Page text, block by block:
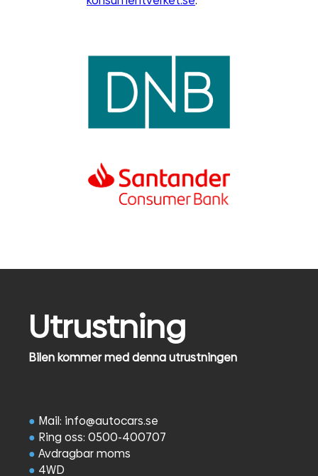
Utrustning
Bilen kommer med denna utrustningen
● Mail: info@autocars.se
● Ring oss: 0500-400707
● Avdragbar moms
● 4WD